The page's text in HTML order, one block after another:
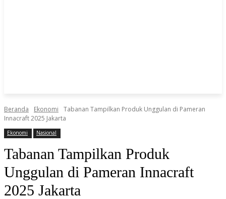
Beranda Ekonomi
Tabanan Tampilkan Produk Unggulan di Pameran
Innacraft 2025 Jakarta
Ekonomi Nasional
Tabanan Tampilkan Produk
Unggulan di Pameran Innacraft
2025 Jakarta